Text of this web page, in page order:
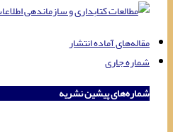
مقاله‌های آماده انتشار
شماره جاری
شماره‌های پیشین نشریه